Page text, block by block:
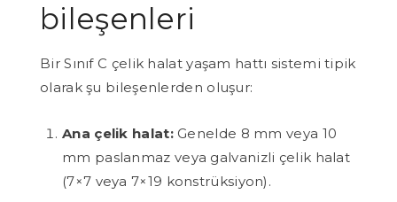
bileşenleri
Bir Sınıf C çelik halat yaşam hattı sistemi tipik
olarak şu bileşenlerden oluşur:
Ana çelik halat:Genelde 8 mm veya 10
mm paslanmaz veya galvanizli çelik halat
(7×7 veya 7×19 konstrüksiyon).